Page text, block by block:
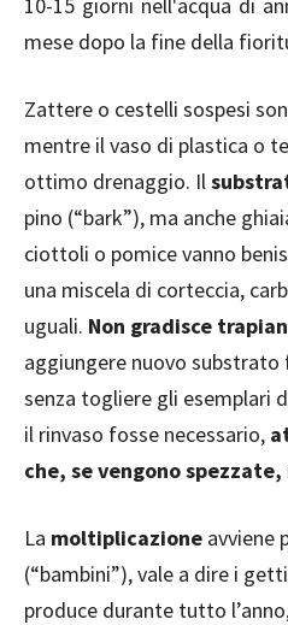
mese dopo la fine della
Zattere o cestelli sospesi
mentre il vaso di plastica o
ottimo drenaggio. Il
pino (“bark”), ma anche
ciottoli o pomice vanno
una miscela di corteccia,
uguali. Non gradisce
aggiungere nuovo substrato
senza togliere gli esemplari
il rinvaso fosse necessario,
che, se vengono
La moltiplicazione avviene
(“bambini”), vale a dire i
produce durante tutto